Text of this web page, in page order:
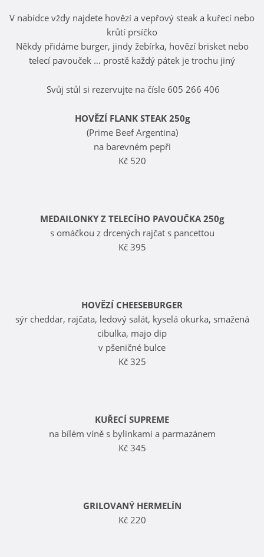
V nabídce vždy najdete hovězí a vepřový steak a kuřecí nebo
krůtí prsíčko
Někdy přidáme burger, jindy žebírka, hovězí brisket nebo
telecí pavouček … prostě každý pátek je trochu jiný
Svůj stůl si rezervujte na čísle 605 266 406
HOVĚZÍ FLANK STEAK 250g
(Prime Beef Argentina)
na barevném pepři
Kč 520
MEDAILONKY Z TELECÍHO PAVOUČKA 250g
s omáčkou z drcených rajčat s pancettou
Kč 395
HOVĚZÍ CHEESEBURGER
sýr cheddar, rajčata, ledový salát, kyselá okurka, smažená
cibulka, majo dip
v pšeničné bulce
Kč 325
KUŘECÍ SUPREME
na bílém víně s bylinkami a parmazánem
Kč 345
GRILOVANÝ HERMELÍN
Kč 220